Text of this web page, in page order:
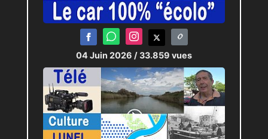
04 Juin 2026 / 33.859 vues